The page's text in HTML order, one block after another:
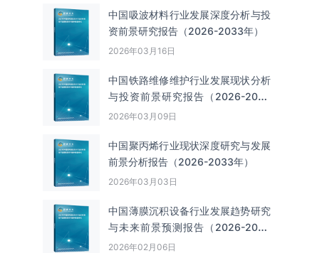
中国吸波材料行业发展深度分析与投
资前景研究报告（2026-2033年）
2026年03月16日
中国铁路维修维护行业发展现状分析
与投资前景研究报告（2026-2033
年）
2026年03月09日
中国聚丙烯行业现状深度研究与发展
前景分析报告（2026-2033年）
2026年03月03日
中国薄膜沉积设备行业发展趋势研究
与未来前景预测报告（2026-2033
年）
2026年02月06日